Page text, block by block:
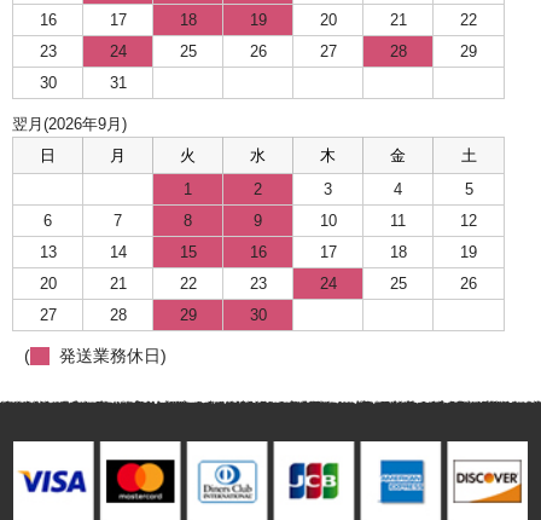
16
17 18 19 20 21
22
23
24 25 26 27 28
29
30
31
翌月(2026年9月)
日
月 火 水 木 金
土
1
2 3 4
5
6
7 8 9 10 11
12
13
14 15 16 17 18
19
20
21 22 23 24 25
26
27
28 29 30
( 発送業務休日)